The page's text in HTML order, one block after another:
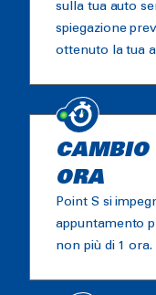
sulla tua auto
spiegazione
ottenuto la tua
CAMBIO
ORA
Point S si
appuntamento
non più di 1 ora.